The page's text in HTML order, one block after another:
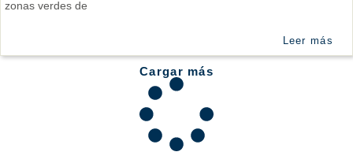
zonas verdes de
Leer más
Cargar más